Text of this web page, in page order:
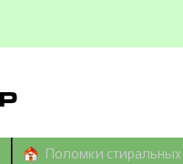
Поломки